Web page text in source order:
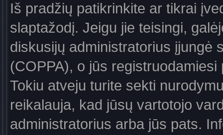
Iš pradžių patikrinkite ar tikrai
slaptažodį. Jeigu jie teisingi,
diskusijų administratorius įjungė
(COPPA), o jūs
Tokiu atveju turite sekti
reikalauja, kad jūsų vartotojo
administratorius arba jūs pats.